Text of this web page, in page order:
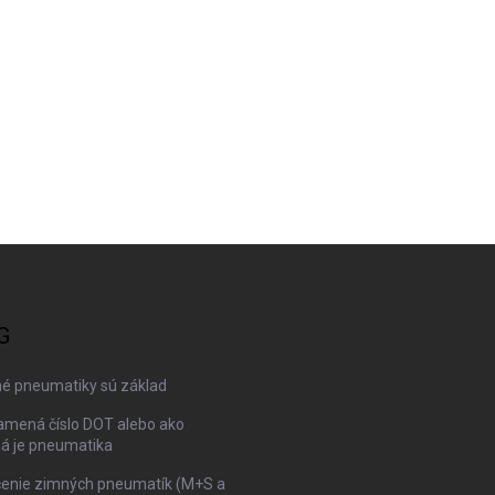
pneumatiky sú základ
číslo DOT alebo ako
je pneumatika
zimných pneumatík (M+S a